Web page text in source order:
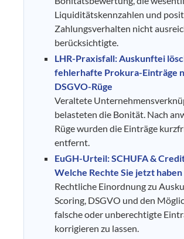
Liquiditätskennzahlen und
Zahlungsverhalten nicht
berücksichtigte.
LHR-Praxisfall: Auskunftei
fehlerhafte Prokura-Einträge
DSGVO-Rüge
Veraltete
belasteten die Bonität. Nach
Rüge wurden die Einträge
entfernt.
EuGH-Urteil: SCHUFA &
Welche Rechte Sie jetzt haben
Rechtliche Einordnung zu
Scoring, DSGVO und den
falsche oder unberechtigte
korrigieren zu lassen.